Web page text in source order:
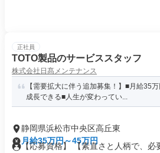
正社員
TOTO製品のサービススタッフ
株式会社日髙メンテナンス
【需要拡大に伴う追加募集！】■月給35
成長できる■人生が変わってい...
静岡県浜松市中央区高丘東
月給35万円～45万円
【応募資格】 【素直さと人柄で、必